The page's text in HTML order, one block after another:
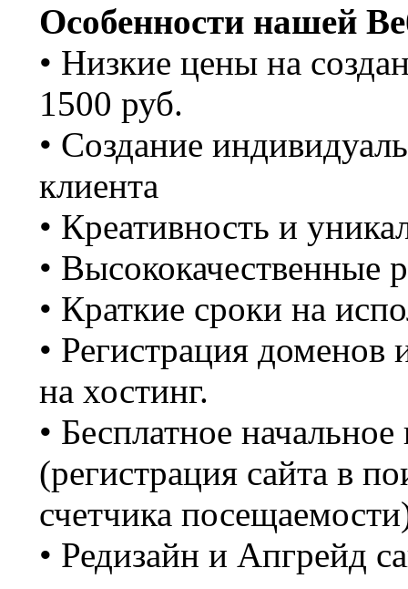
Особенности нашей
• Низкие цены на
1500 руб.
• Создание
клиента
• Креативность и
•
• Краткие сроки на
• Регистрация доменов
на хостинг.
• Бесплатное
(регистрация сайта в
счетчика
• Редизайн и Апгрейд